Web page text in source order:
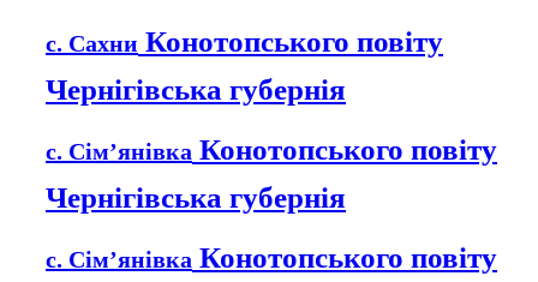
с. Сахни Конотопського повіту
Чернігівська губернія
с. Сім’янівка Конотопського повіту
Чернігівська губернія
с. Сім’янівка Конотопського повіту